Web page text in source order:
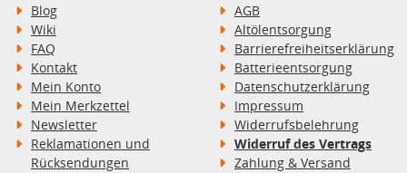
Blog
Wiki
FAQ
Kontakt
Mein Konto
Mein Merkzettel
Newsletter
Reklamationen und
Rücksendungen
AGB
Altölentsorgung
Barrierefreiheitserklärung
Batterieentsorgung
Datenschutzerklärung
Impressum
Widerrufsbelehrung
Widerruf des Vertrags
Zahlung & Versand